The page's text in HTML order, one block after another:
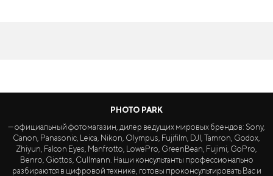
PHOTO PARK
— официальный фотомагазин, дилер ведущих мировых брендов: Sony,
Canon, Panasonic, Leica, Nikon, Olympus, Fujifilm, DJI, Tamron, Godox,
Zhiyun, Falcon Eyes, Manfrotto, LowePro, GreenBean, Fujimi, GoPro,
Benro, Giottos, Cullmann. Наши консультанты профессионально
разбираются в цифровой технике, готовы проконсультировать Вас и